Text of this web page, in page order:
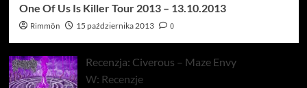
One Of Us Is Killer Tour 2013 – 13.10.2013
Rimmön 15 października 2013 0
Recenzja: Civerous – Maze Envy
W: Recenzje